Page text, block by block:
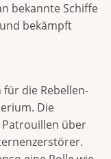
bekannte Schiffe
bekämpft
die Rebellen-
Die
über